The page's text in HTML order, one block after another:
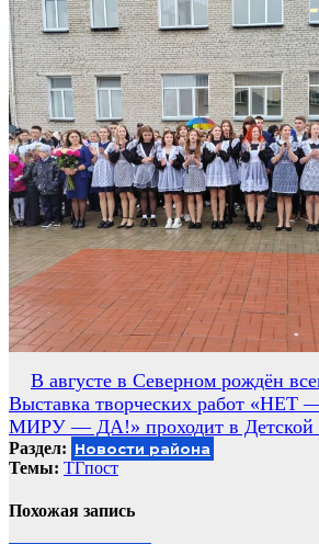
Навигация
по
записям
В августе в Северном рождён
Выставка творческих работ
МИРУ — ДА!» проходит в Детской
Раздел: Новости района
Темы: ТГпост
Похожая запись